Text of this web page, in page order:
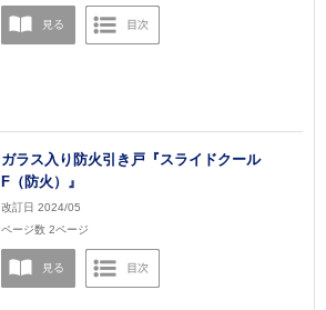
ガラス入り防火引き戸『スライドクール
F（防火）』
改訂日 2024/05
ページ数 2ページ